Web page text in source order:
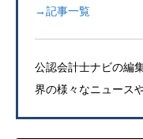
→記事一覧
公認会計士ナビの編
界の様々なニュース